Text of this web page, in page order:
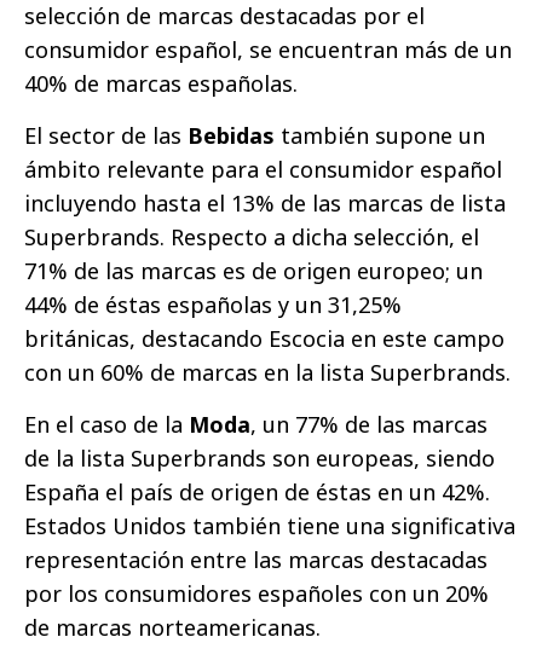
selección de marcas destacadas por el
consumidor español, se encuentran más de un
40% de marcas españolas.
El sector de las Bebidas también supone un
ámbito relevante para el consumidor español
incluyendo hasta el 13% de las marcas de lista
Superbrands. Respecto a dicha selección, el
71% de las marcas es de origen europeo; un
44% de éstas españolas y un 31,25%
británicas, destacando Escocia en este campo
con un 60% de marcas en la lista Superbrands.
En el caso de la Moda, un 77% de las marcas
de la lista Superbrands son europeas, siendo
España el país de origen de éstas en un 42%.
Estados Unidos también tiene una significativa
representación entre las marcas destacadas
por los consumidores españoles con un 20%
de marcas norteamericanas.